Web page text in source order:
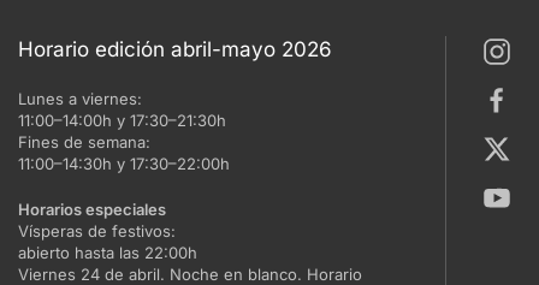
Horario edición abril-mayo 2026
Lunes a viernes:
11:00–14:00h y 17:30–21:30h
Fines de semana:
11:00–14:30h y 17:30–22:00h
Horarios especiales
Vísperas de festivos:
abierto hasta las 22:00h
Viernes 24 de abril. Noche en blanco. Horario